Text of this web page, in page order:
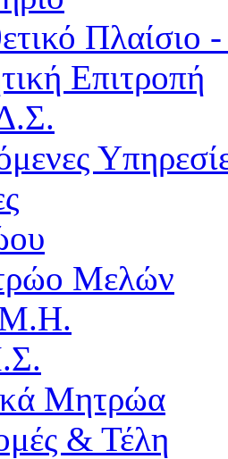
Πλαίσιο
Επιτροπή
Μελών
Μητρώα
& Τέλη